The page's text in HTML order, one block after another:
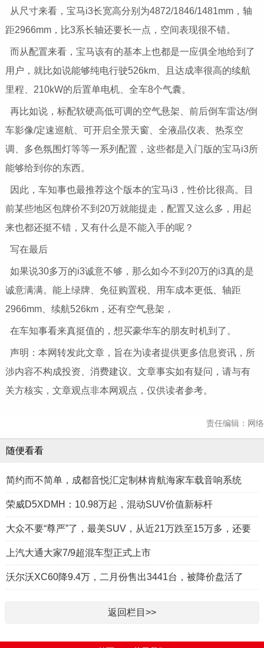
从尺寸来看，宝马i3长宽高分别为4872/1846/1481mm，轴
距2966mm，比3系长轴还要长一点，空间表现很不错。
而从配置来看，宝马该有的基本上也都是一应俱全地给到了
用户，就比如说能够纯电行驶526km、且达成率很高的续航
里程、210kW的后置单电机、全车8个气囊。
再比如说，标配软硬高低可调的空气悬架、前后倒车雷达/倒
车影像/定速巡航、可开启全景天窗、全液晶仪表、热泵空
调、多色氛围灯等等一系列配置，这些都是入门版的宝马i3所
能够给到你的东西。
因此，车知事也最推荐这个版本的宝马i3，性价比很高。目
前某些地区包牌价不到20万就能提走，配置又这么多，用起
来也都还挺不错，又有什么是不能入手的呢？
写在最后
如果说30多万的i3诚意不够，那么如今不到20万的i3真的是
诚意满满。能上绿牌、免征购置税、用车成本更低、轴距
2966mm、续航526km，还有空气悬架，
在车知事看来真挺值的，想买豪华车的朋友时机到了。
声明：本网转发此文章，旨在为读者提供更多信息资讯，所
涉内容不构成投资、消费建议。文章事实如有疑问，请与有
关方核实，文章观点非本网观点，仅供读者参考。
责任编辑：网络
随便看看
简约而不简单，成都音悦汇定制林肯航海家车载音响系统
荣威D5XDMH：10.98万起，混动SUV价值新标杆
大众不要“尊严”了，最美SUV，从近21万跌至15万多，还要
上汽大通大家7/9超混车型正式上市
沃尔沃XC60降9.4万，二月份售出3441台，被降价盘活了
返回栏目>>